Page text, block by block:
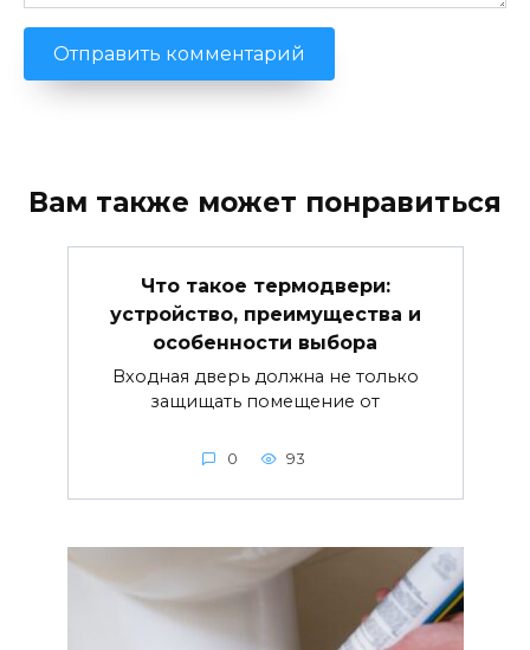
Вам также может понравиться
Что такое термодвери:
устройство, преимущества и
особенности выбора
Входная дверь должна не только
защищать помещение от
0 93